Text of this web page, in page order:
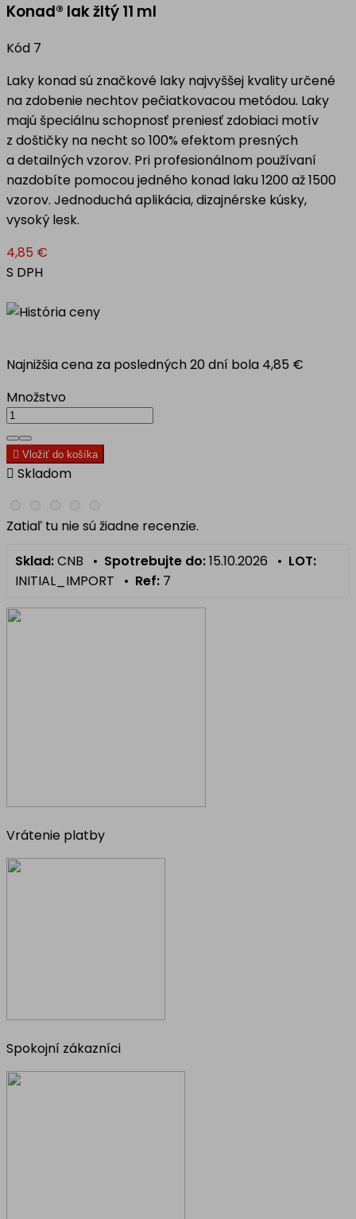
Konad® lak žltý 11 ml
Kód 7
Laky konad sú značkové laky najvyššej kvality určené
na zdobenie nechtov pečiatkovacou metódou. Laky
majú špeciálnu schopnosť preniesť zdobiaci motív
z doštičky na necht so 100% efektom presných
a detailných vzorov. Pri profesionálnom používaní
nazdobíte pomocou jedného konad laku 1200 až 1500
vzorov. Jednoduchá aplikácia, dizajnérske kúsky,
vysoký lesk.
4,85 €
S DPH
Najnižšia cena za posledných 20 dní bola 4,85 €
Množstvo
 Vložiť do košíka
 Skladom
Zatiaľ tu nie sú žiadne recenzie.
Sklad:CNB • Spotrebujte do:15.10.2026 • LOT:
INITIAL_IMPORT • Ref: 7
Vrátenie platby
Spokojní zákazníci